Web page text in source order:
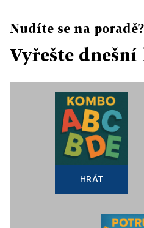
Nudíte se na poradě?
Vyřešte
HRÁT